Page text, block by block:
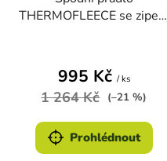
THERMOFLEECE se zipem
995 Kč / ks
1 264 Kč (–21 %)
Prohlédnout